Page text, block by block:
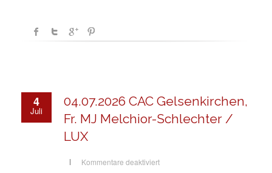
4
Juli
04.07.2026 CAC Gelsenkirchen,
Fr. MJ Melchior-Schlechter /
LUX
Kommentare deaktiviertfür